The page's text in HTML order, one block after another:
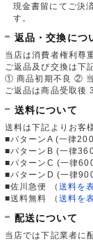
現金書留にてご決
す。
返品・交換につ
当店は消費者権利尊
ご返品及び交換は下
① 商品初期不良 ②
ご返品は商品受取後
送料について
送料は下記よりお客
■パターンA (一律
■パターンB (一律
■パターンC (一律
■パターンD (一律
■佐川急便
（ 送料を
■送料無料
（ 送料を
配送について
当店では下記業者に